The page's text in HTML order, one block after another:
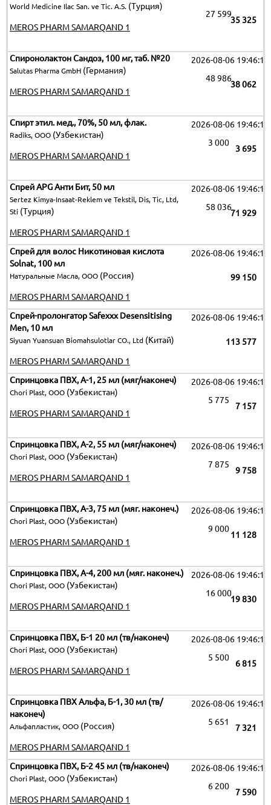
World Medicine Ilac San. ve Tic. A.S. (Турция)
35 325
27 599
MEROS PHARM SAMARQAND 1
Спиронолактон Сандоз, 100 мг, таб. №20
Salutas Pharma GmbH (Германия)
2026-08-06 19:46:15
38 062
48 986
MEROS PHARM SAMARQAND 1
Спирт этил. мед., 70%, 50 мл, флак.
Radiks, ООО (Узбекистан)
2026-08-06 19:46:15
3 695
3 000
MEROS PHARM SAMARQAND 1
Спрей APG Анти Бит, 50 мл
Sertez Kimya-Insaat-Reklem ve Tekstil, Dis, Tic, Ltd,
Sti (Турция)
2026-08-06 19:46:15
71 929
58 036
MEROS PHARM SAMARQAND 1
Спрей для волос Никотиновая кислота
Solnat, 100 мл
Натуральные Масла, ООО (Россия)
2026-08-06 19:46:15
99 150
MEROS PHARM SAMARQAND 1
Спрей-пролонгатор Safexxx Desensitising
Men, 10 мл
Siyuan Yuansuan Biomahsulotlar CO., Ltd (Китай)
2026-08-06 19:46:15
113 577
MEROS PHARM SAMARQAND 1
Спринцовка ПВХ, А-1, 25 мл (мяг/наконеч)
Chori Plast, ООО (Узбекистан)
2026-08-06 19:46:15
7 157
5 775
MEROS PHARM SAMARQAND 1
Спринцовка ПВХ, А-2, 55 мл (мяг/наконеч)
Chori Plast, ООО (Узбекистан)
2026-08-06 19:46:15
9 758
7 875
MEROS PHARM SAMARQAND 1
Спринцовка ПВХ, А-3, 75 мл (мяг. наконеч.)
Chori Plast, ООО (Узбекистан)
2026-08-06 19:46:15
11 128
9 000
MEROS PHARM SAMARQAND 1
Спринцовка ПВХ, А-4, 200 мл (мяг. наконеч.)
Chori Plast, ООО (Узбекистан)
2026-08-06 19:46:15
19 830
16 000
MEROS PHARM SAMARQAND 1
Спринцовка ПВХ, Б-1 20 мл (тв/наконеч)
Chori Plast, ООО (Узбекистан)
2026-08-06 19:46:15
6 815
5 500
MEROS PHARM SAMARQAND 1
Спринцовка ПВХ Альфа, Б-1, 30 мл (тв/
наконеч)
Альфапластик, ООО (Россия)
2026-08-06 19:46:15
7 321
5 651
MEROS PHARM SAMARQAND 1
Спринцовка ПВХ, Б-2 45 мл (тв/наконеч)
Chori Plast, ООО (Узбекистан)
2026-08-06 19:46:15
7 590
6 200
MEROS PHARM SAMARQAND 1